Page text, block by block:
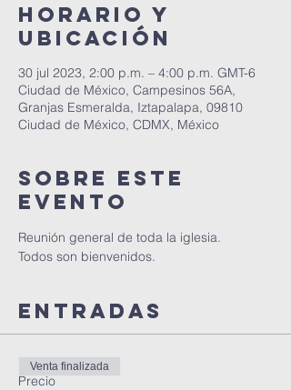
Horario y
ubicación
30 jul 2023, 2:00 p.m. – 4:00 p.m. GMT-6
Ciudad de México, Campesinos 56A,
Granjas Esmeralda, Iztapalapa, 09810
Ciudad de México, CDMX, México
Sobre este
evento
Reunión general de toda la iglesia.
Todos son bienvenidos.
Entradas
Precio
Venta finalizada